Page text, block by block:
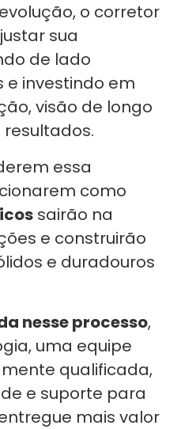
o corretor
sua
de lado
e investindo em
visão de longo
resultados.
essa
como
sairão na
e construirão
e duradouros
nesse processo,
uma equipe
qualificada,
e suporte para
mais valor